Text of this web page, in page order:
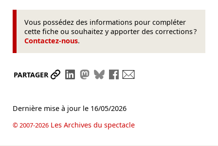
Vous possédez des informations pour compléter
cette fiche ou souhaitez y apporter des corrections ?
Contactez-nous.
PARTAGER Partager le lien
Partager sur LinkedIn
Partager sur Mastodon
Partager sur Bluesky
Partager sur Facebook
Dernière mise à jour le 16/05/2026
© 2007-2026Les Archives du spectacle